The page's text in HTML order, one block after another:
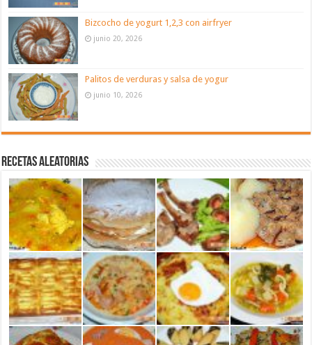
Bizcocho de yogurt 1,2,3 con airfryer
junio 20, 2026
Palitos de verduras y salsa de yogur
junio 10, 2026
Recetas aleatorias